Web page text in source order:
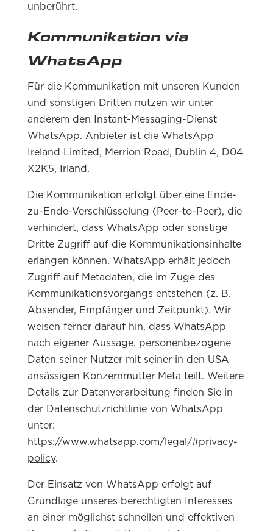
unberührt.
Kommunikation via
WhatsApp
Für die Kommunikation mit unseren Kunden
und sonstigen Dritten nutzen wir unter
anderem den Instant-Messaging-Dienst
WhatsApp. Anbieter ist die WhatsApp
Ireland Limited, Merrion Road, Dublin 4, D04
X2K5, Irland.
Die Kommunikation erfolgt über eine Ende-
zu-Ende-Verschlüsselung (Peer-to-Peer), die
verhindert, dass WhatsApp oder sonstige
Dritte Zugriff auf die Kommunikationsinhalte
erlangen können. WhatsApp erhält jedoch
Zugriff auf Metadaten, die im Zuge des
Kommunikationsvorgangs entstehen (z. B.
Absender, Empfänger und Zeitpunkt). Wir
weisen ferner darauf hin, dass WhatsApp
nach eigener Aussage, personenbezogene
Daten seiner Nutzer mit seiner in den USA
ansässigen Konzernmutter Meta teilt. Weitere
Details zur Datenverarbeitung finden Sie in
der Datenschutzrichtlinie von WhatsApp
unter:
https://www.whatsapp.com/legal/#privacy-
policy.
Der Einsatz von WhatsApp erfolgt auf
Grundlage unseres berechtigten Interesses
an einer möglichst schnellen und effektiven